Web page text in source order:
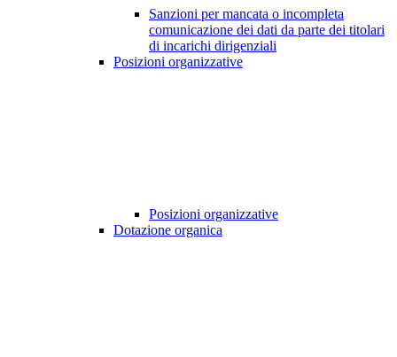
Sanzioni per mancata o incompleta
comunicazione dei dati da parte dei titolari
di incarichi dirigenziali
Posizioni organizzative
Posizioni organizzative
Dotazione organica